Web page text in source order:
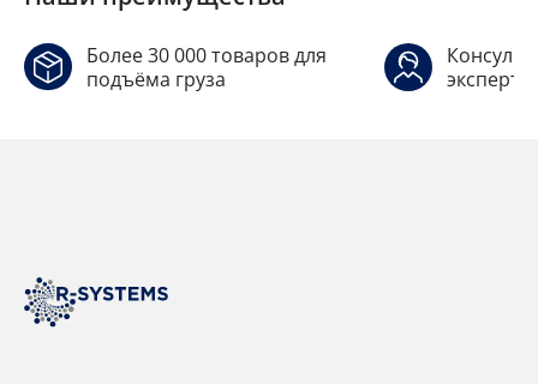
Более 30 000 товаров для
подъёма груза